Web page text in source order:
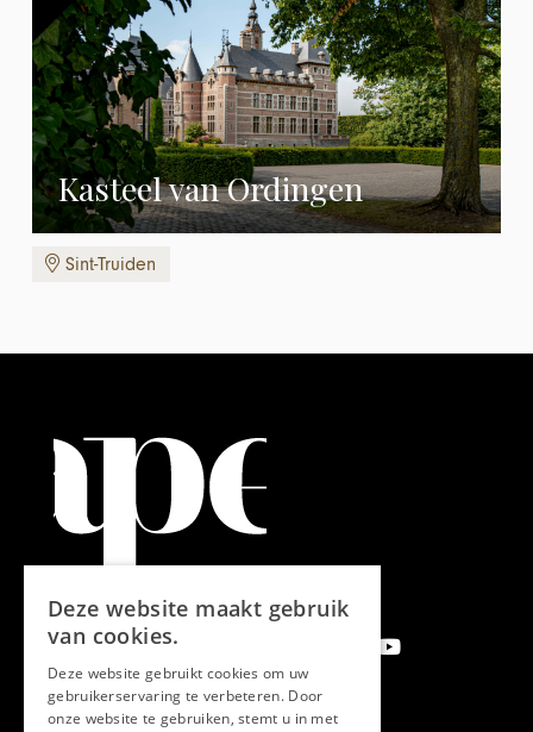
Kasteel van Ordingen
Sint-Truiden
Deze website maakt gebruik
van cookies.
Deze website gebruikt cookies om uw
gebruikerservaring te verbeteren. Door
onze website te gebruiken, stemt u in met